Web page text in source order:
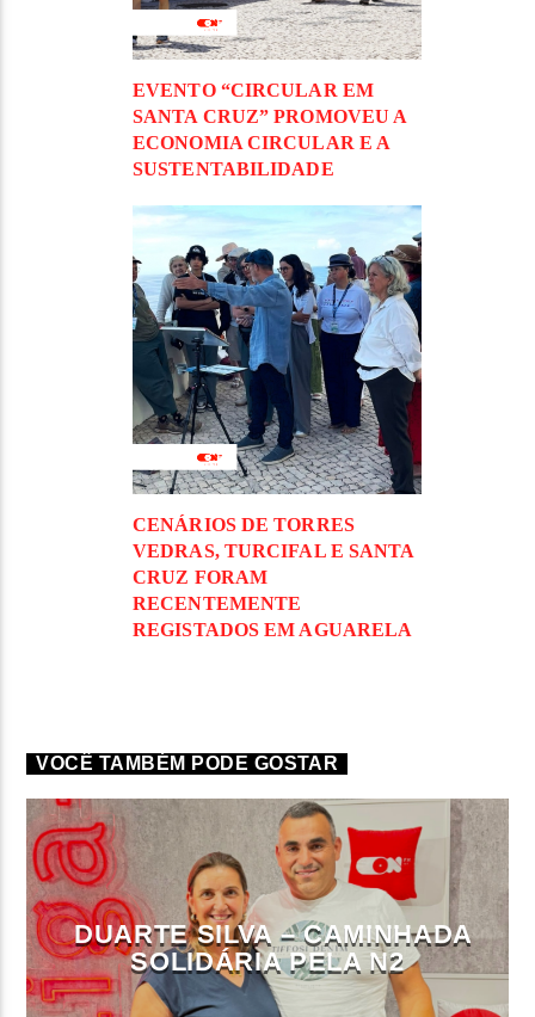
EVENTO “CIRCULAR EM
SANTA CRUZ” PROMOVEU A
ECONOMIA CIRCULAR E A
SUSTENTABILIDADE
CENÁRIOS DE TORRES
VEDRAS, TURCIFAL E SANTA
CRUZ FORAM
RECENTEMENTE
REGISTADOS EM AGUARELA
VOCÊ TAMBÉM PODE GOSTAR
DUARTE SILVA – CAMINHADA
SOLIDÁRIA PELA N2